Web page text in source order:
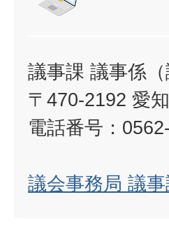
議事課 議事係（
〒470-2192 愛
電話番号：
議会事務局 議